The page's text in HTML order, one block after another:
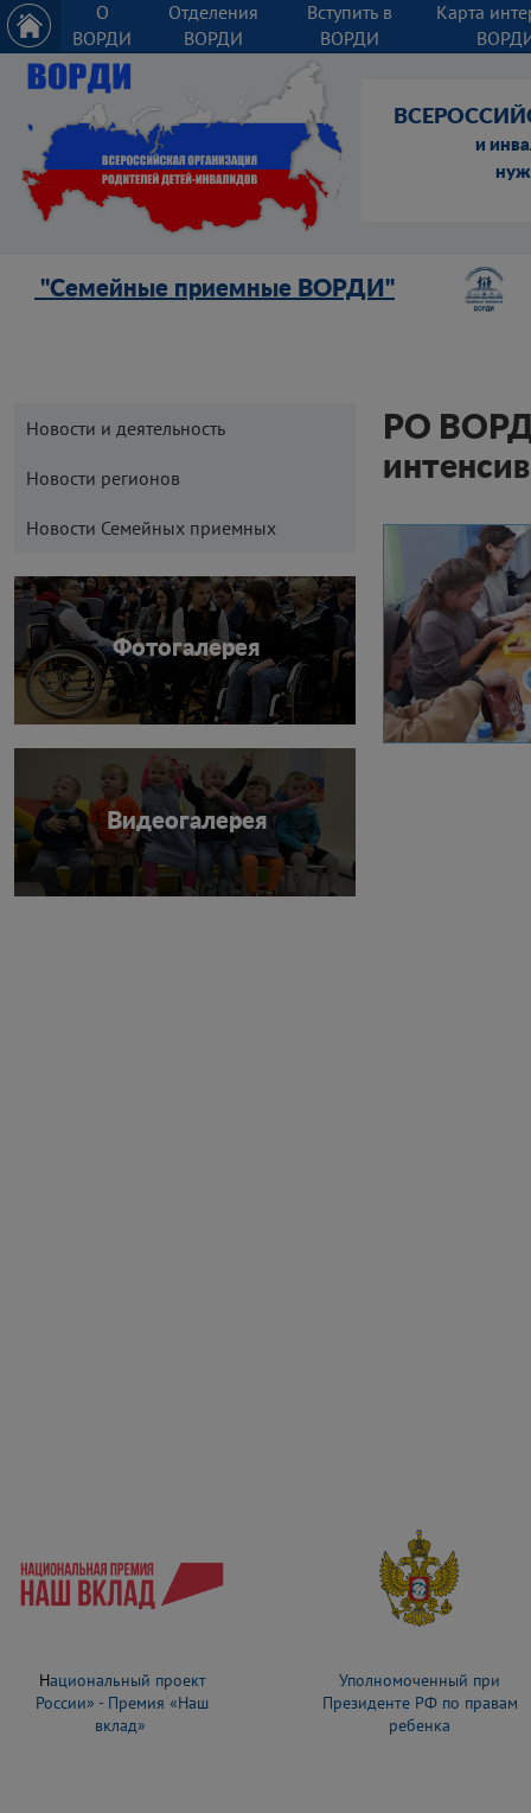
О
ВОРДИ
Отделения
ВОРДИ
Вступить в
ВОРДИ
Карта
и
"Семейные приемные ВОРДИ"
Видеогалерея
Фотогалерея
Новости и деятельность
Новости регионов
Новости Семейных приемных
РО
Уполномоченный при
Президенте РФ по правам
ребенка
Национальный проект
России» - Премия «Наш
вклад»